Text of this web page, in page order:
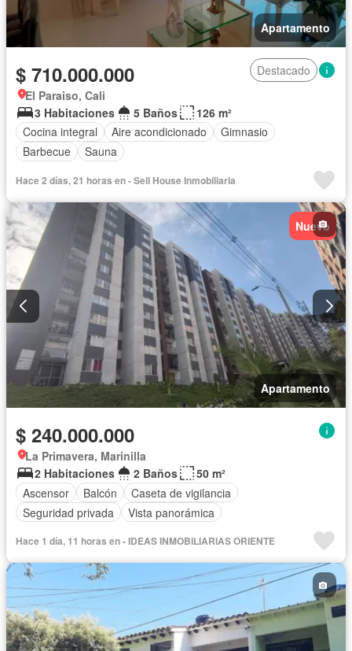
Apartamento
$ 710.000.000
Destacado
El Paraiso, Cali
3 Habitaciones
5 Baños
126 m²
Cocina integral
Aire acondicionado
Gimnasio
Barbecue
Sauna
Hace 2 días, 21 horas en - Sell House Inmobiliaria
Nuevo
Apartamento
$ 240.000.000
La Primavera, Marinilla
2 Habitaciones
2 Baños
50 m²
Ascensor
Balcón
Caseta de vigilancia
Seguridad privada
Vista panorámica
Hace 1 día, 11 horas en - IDEAS INMOBILIARIAS ORIENTE